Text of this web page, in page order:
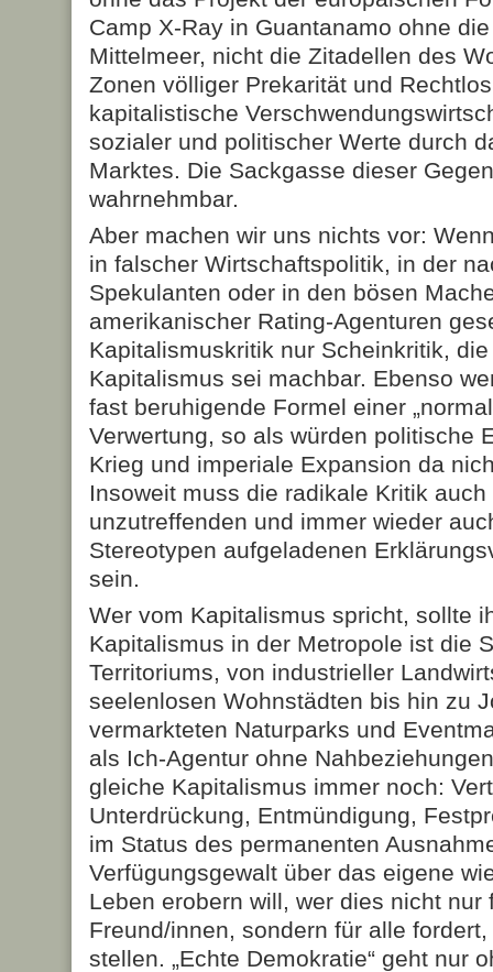
Camp X-Ray in Guantanamo ohne
Mittelmeer, nicht die Zitadellen des
Zonen völliger Prekarität und
kapitalistische
sozialer und politischer Werte durch
Marktes. Die Sackgasse dieser
wahrnehmbar.
Aber machen wir uns nichts vor:
in falscher Wirtschaftspolitik, in der
Spekulanten oder in den bösen
amerikanischer Rating-Agenturen
Kapitalismuskritik nur Scheinkritik,
Kapitalismus sei machbar. Ebenso
fast beruhigende Formel einer
Verwertung, so als würden politische
Krieg und imperiale Expansion da
Insoweit muss die radikale Kritik
unzutreffenden und immer wieder
Stereotypen aufgeladenen
sein.
Wer vom Kapitalismus spricht, sollte
Kapitalismus in der Metropole ist die
Territoriums, von industrieller
seelenlosen Wohnstädten bis hin zu
vermarkteten Naturparks und
als Ich-Agentur ohne
gleiche Kapitalismus immer noch:
Unterdrückung, Entmündigung,
im Status des permanenten
Verfügungsgewalt über das eigene
Leben erobern will, wer dies nicht nur
Freund/innen, sondern für alle
stellen. „Echte Demokratie“ geht nur